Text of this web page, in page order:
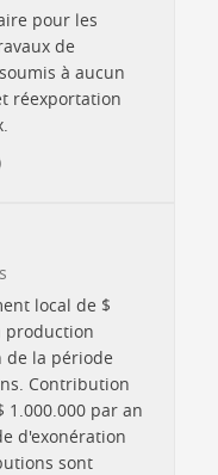
pour les
de
à aucun
réexportation
local de $
production
de la période
Contribution
1.000.000 par an
d'exonération
sont